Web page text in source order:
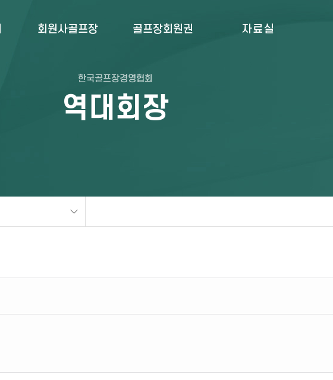
회원사골프장 골프장회원권 자료실
한국골프장경영협회
역대회장